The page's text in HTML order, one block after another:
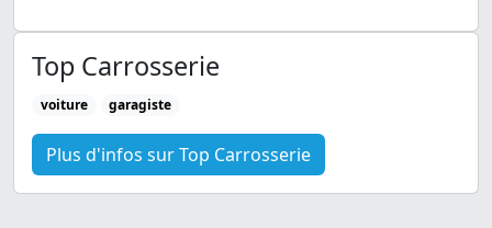
Top Carrosserie
voiture garagiste
Plus d'infos sur Top Carrosserie